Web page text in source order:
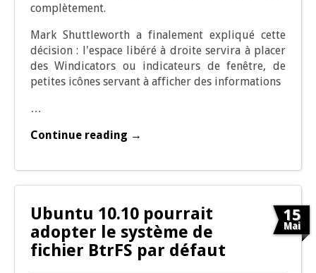
complètement.
Mark Shut­tle­worth a fina­le­ment expli­qué cette
déci­sion : l'espace libé­ré à droite ser­vi­ra à pla­cer
des Win­di­ca­tors ou indi­ca­teurs de fenêtre, de
petites icônes ser­vant à affi­cher des informations
…
Continue reading →
Ubuntu 10.10 pourrait
adopter le système de
fichier BtrFS par défaut
15
Mai